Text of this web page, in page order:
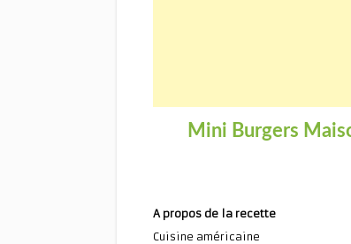
Mini Burgers
A propos de la recette
Cuisine américaine